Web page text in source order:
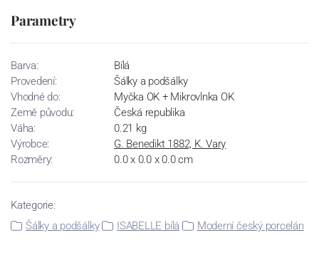
Parametry
Barva:
Bílá
Provedení:
Šálky a podšálky
Vhodné do:
Myčka OK + Mikrovlnka OK
Země původu:
Česká republika
Váha:
0.21 kg
Výrobce:
G. Benedikt 1882, K. Vary
Rozměry:
0.0 x 0.0 x 0.0 cm
Kategorie:
Šálky a podšálky
ISABELLE bílá Moderní český porcelán